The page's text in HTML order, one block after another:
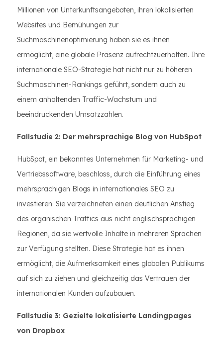
Millionen von Unterkunftsangeboten, ihren lokalisierten
Websites und Bemühungen zur
Suchmaschinenoptimierung haben sie es ihnen
ermöglicht, eine globale Präsenz aufrechtzuerhalten. Ihre
internationale SEO-Strategie hat nicht nur zu höheren
Suchmaschinen-Rankings geführt, sondern auch zu
einem anhaltenden Traffic-Wachstum und
beeindruckenden Umsatzzahlen.
Fallstudie 2: Der mehrsprachige Blog von HubSpot
HubSpot, ein bekanntes Unternehmen für Marketing- und
Vertriebssoftware, beschloss, durch die Einführung eines
mehrsprachigen Blogs in internationales SEO zu
investieren. Sie verzeichneten einen deutlichen Anstieg
des organischen Traffics aus nicht englischsprachigen
Regionen, da sie wertvolle Inhalte in mehreren Sprachen
zur Verfügung stellten. Diese Strategie hat es ihnen
ermöglicht, die Aufmerksamkeit eines globalen Publikums
auf sich zu ziehen und gleichzeitig das Vertrauen der
internationalen Kunden aufzubauen.
Fallstudie 3: Gezielte lokalisierte Landingpages
von Dropbox